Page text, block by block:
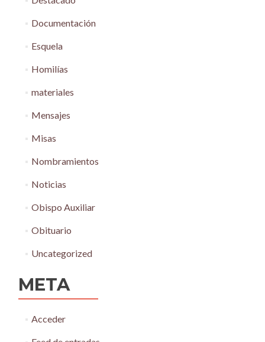
Documentación
Esquela
Homilías
materiales
Mensajes
Misas
Nombramientos
Noticias
Obispo Auxiliar
Obituario
Uncategorized
META
Acceder